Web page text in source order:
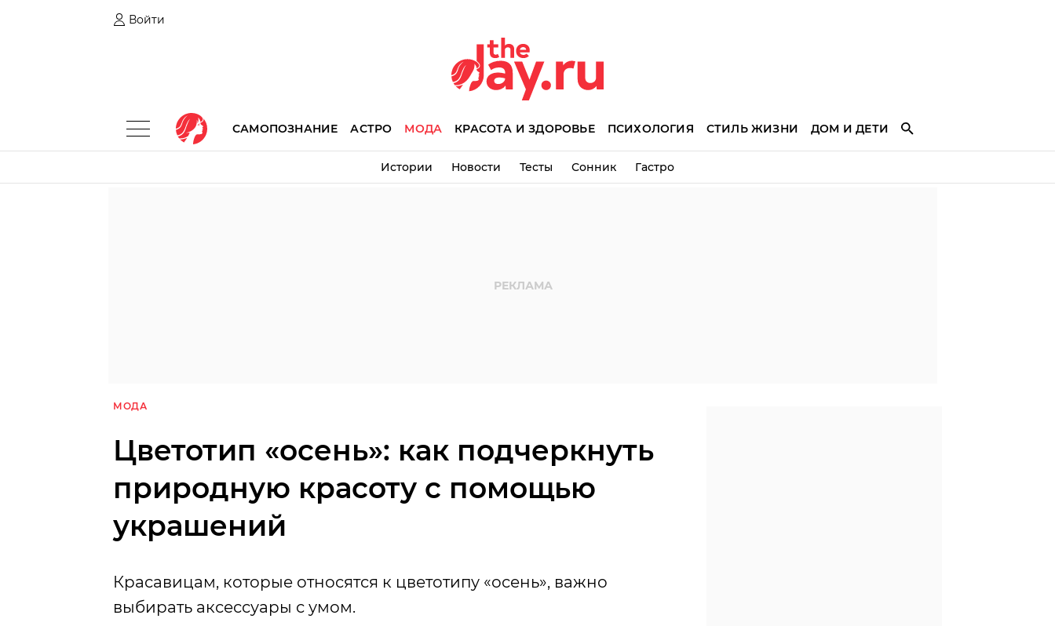
Войти
САМОПОЗНАНИЕ АСТРО МОДА КРАСОТА И ЗДОРОВЬЕ ПСИХОЛОГИЯ СТИЛЬ ЖИЗНИ ДОМ И ДЕТИ
Истории Новости Тесты Сонник Гастро
МОДА
Цветотип «осень»: как подчеркнуть
природную красоту с помощью
украшений
Красавицам, которые относятся к цветотипу «осень», важно
выбирать аксессуары с умом.